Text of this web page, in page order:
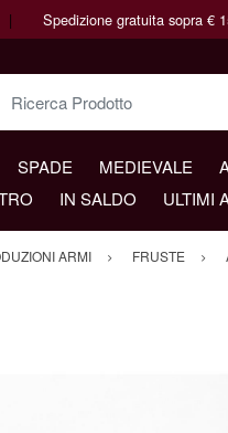
Spedizione gratuita sopra €
Prodotto
SPADE MEDIEVALE
IN SALDO ULTIMI
ARMI FRUSTE